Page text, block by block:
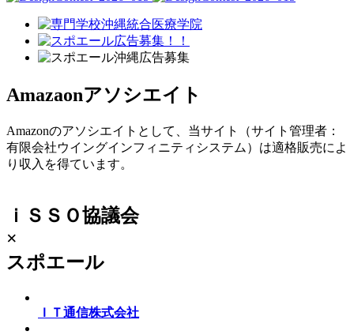
Amazaonアソシエイト
Amazonのアソシエイトとして、当サイト（サイト管理者：
有限会社ウイングインフィニティシステム）は適格販売によ
り収入を得ています。
ｉＳＳＯ協議会
×
スポエール
ＩＴ通信株式会社